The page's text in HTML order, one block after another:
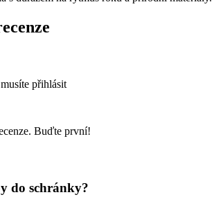
přihlásit
Buďte první!
do schránky?